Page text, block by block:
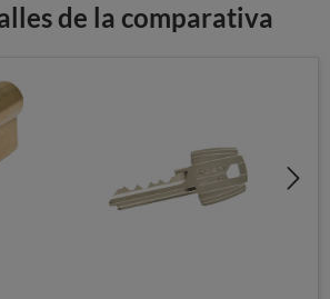
de la comparativa